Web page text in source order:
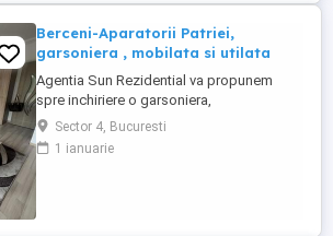
Berceni-Aparatorii Patriei,
garsoniera , mobilata si utilata
Agentia Sun Rezidential va propunem
spre inchiriere o garsoniera,
decomandata, confort 1, situat in cartierul
Berceni, zona Aparatorii Patriei, pe strada
Arcadiei , la 10-15 minute de statia de
Sector 4, Bucuresti
1 ianuarie